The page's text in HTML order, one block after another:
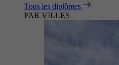
Tous les diplômes
PAR VILLES